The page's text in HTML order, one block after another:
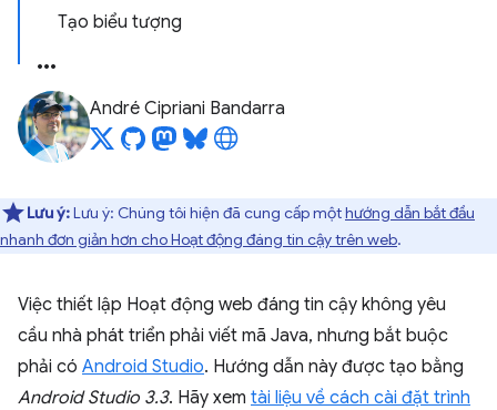
Tạo biểu tượng
André Cipriani Bandarra
Lưu ý:Lưu ý: Chúng tôi hiện đã cung cấp mộthướng dẫn bắt đầu
nhanh đơn giản hơn cho Hoạt động đáng tin cậy trên web.
Việc thiết lập Hoạt động web đáng tin cậy không yêu
cầu nhà phát triển phải viết mã Java, nhưng bắt buộc
phải có Android Studio. Hướng dẫn này được tạo bằng
Android Studio 3.3. Hãy xem tài liệu về cách cài đặt trình